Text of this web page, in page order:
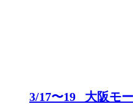
3/17〜19 大阪モ